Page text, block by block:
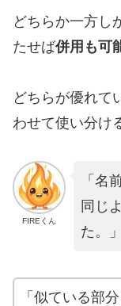
どちらか一方し
たせば併用も可
どちらが優れて
わせて使い分け
FIREくん
「名
同じ
た。」
「似ている部